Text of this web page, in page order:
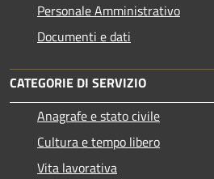
Personale Amministrativo
Documenti e dati
CATEGORIE DI SERVIZIO
Anagrafe e stato civile
Cultura e tempo libero
Vita lavorativa